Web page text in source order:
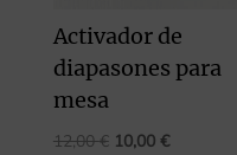
Activador de
diapasones para
mesa
12,00€ El
10,00 €El